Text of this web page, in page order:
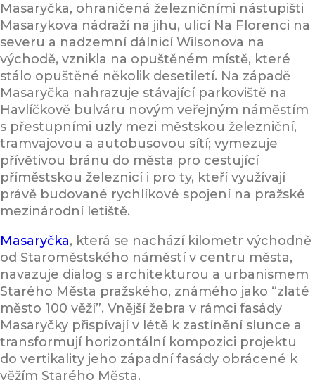
Masaryčka, ohraničená železničními nástupišti
Masarykova nádraží na jihu, ulicí Na Florenci na
severu a nadzemní dálnicí Wilsonova na
východě, vznikla na opuštěném místě, které
stálo opuštěné několik desetiletí. Na západě
Masaryčka nahrazuje stávající parkoviště na
Havlíčkově bulváru novým veřejným náměstím
s přestupními uzly mezi městskou železniční,
tramvajovou a autobusovou sítí; vymezuje
přívětivou bránu do města pro cestující
příměstskou železnicí i pro ty, kteří využívají
právě budované rychlíkové spojení na pražské
mezinárodní letiště.
Masaryčka, která se nachází kilometr východně
od Staroměstského náměstí v centru města,
navazuje dialog s architekturou a urbanismem
Starého Města pražského, známého jako “zlaté
město 100 věží”. Vnější žebra v rámci fasády
Masaryčky přispívají v létě k zastínění slunce a
transformují horizontální kompozici projektu
do vertikality jeho západní fasády obrácené k
věžím Starého Města.